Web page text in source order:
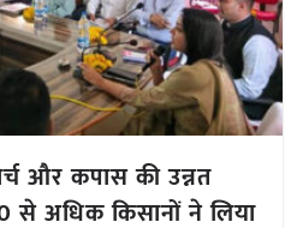
और कपास की उन्नत
से अधिक किसानों ने लिया